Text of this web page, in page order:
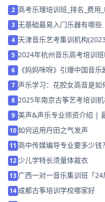
2 高考乐理培训班_排名_费用_
3 无基础最易入门乐器有哪些
4 天津音乐艺考集训机构
5 2024年杭州音乐高考培训班
6 《妈妈咪呀》引爆中国音
7 声乐学习：花腔女高音是如
8 2025年南京古筝艺考培训机
9 美声&声乐专业师资介绍 |
10如何运用丹田之气发声
11 高中传媒编导专业要多少钱？
12 少儿学特长须量体裁衣
13 广西一对一音乐集训班「24
14 成都古筝培训学校哪家好